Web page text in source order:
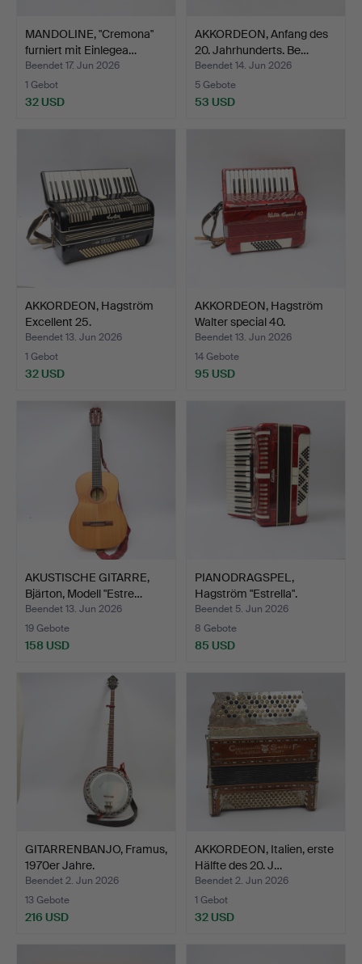
MANDOLINE, "Cremona"
furniert mit Einlegea…
Beendet 17. Jun 2026
1 Gebot
32 USD
AKKORDEON, Anfang des
20. Jahrhunderts. Be…
Beendet 14. Jun 2026
5 Gebote
53 USD
AKKORDEON, Hagström
Excellent 25.
Beendet 13. Jun 2026
1 Gebot
32 USD
AKKORDEON, Hagström
Walter special 40.
Beendet 13. Jun 2026
14 Gebote
95 USD
AKUSTISCHE GITARRE,
Bjärton, Modell "Estre…
Beendet 13. Jun 2026
19 Gebote
158 USD
PIANODRAGSPEL,
Hagström "Estrella".
Beendet 5. Jun 2026
8 Gebote
85 USD
GITARRENBANJO, Framus,
1970er Jahre.
Beendet 2. Jun 2026
13 Gebote
216 USD
AKKORDEON, Italien, erste
Hälfte des 20. J…
Beendet 2. Jun 2026
1 Gebot
32 USD